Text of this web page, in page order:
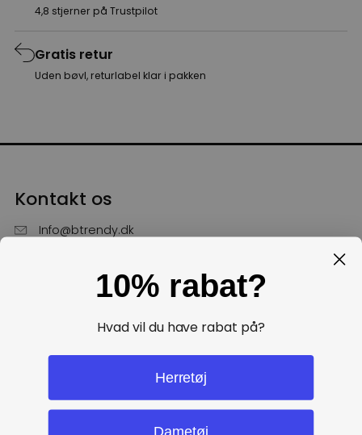
4,8 stjerner på Trustpilot
Gratis retur
Uden bøvl, returlabel klar i pakken
Kontakt os
Info@btrendy.dk
Hverdage fra kl. 10 - 16
10% rabat?
Hvad vil du have rabat på?
Herretøj